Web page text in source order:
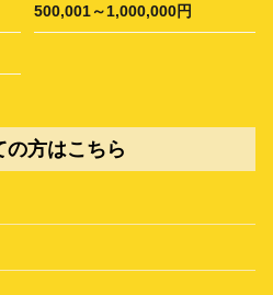
500,001～1,000,000円
の方はこちら